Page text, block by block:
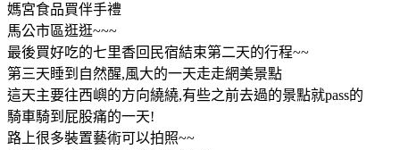
媽宮食品買伴手禮
馬公市區逛逛~~~
最後買好吃的七里香回民宿結束第二天的行程~~
第三天睡到自然醒,風大的一天走走網美景點
這天主要往西嶼的方向繞繞,有些之前去過的景點就pass的
騎車騎到屁股痛的一天!
路上很多裝置藝術可以拍照~~